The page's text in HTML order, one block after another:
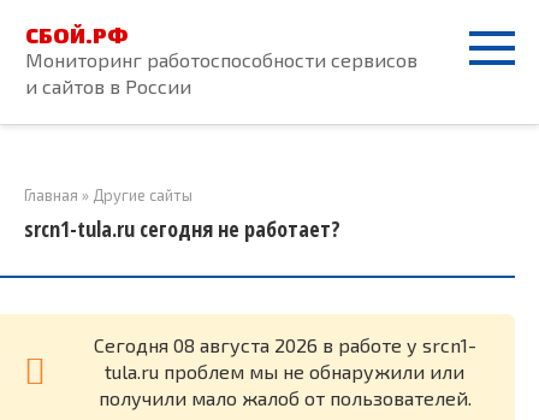
контенту
СБОЙ.РФ
Мониторинг работоспособности сервисов
и сайтов в России
Главная » Другие сайты
srcn1-tula.ru сегодня не работает?
Cегодня 08 августа 2026 в работе у srcn1-
tula.ru проблем мы не обнаружили или
получили мало жалоб от пользователей.